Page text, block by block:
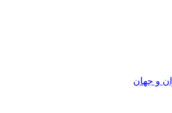
و جهان